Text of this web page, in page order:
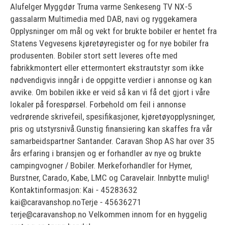
Alufelger Myggdør Truma varme Senkeseng TV NX-5
gassalarm Multimedia med DAB, navi og ryggekamera
Opplysninger om mål og vekt for brukte bobiler er hentet fra
Statens Vegvesens kjøretøyregister og for nye bobiler fra
produsenten. Bobiler stort sett leveres ofte med
fabrikkmontert eller ettermontert ekstrautstyr som ikke
nødvendigvis inngår i de oppgitte verdier i annonse og kan
avvike. Om bobilen ikke er veid så kan vi få det gjort i våre
lokaler på forespørsel. Forbehold om feil i annonse
vedrørende skrivefeil, spesifikasjoner, kjøretøyopplysninger,
pris og utstyrsnivå.Gunstig finansiering kan skaffes fra vår
samarbeidspartner Santander. Caravan Shop AS har over 35
års erfaring i bransjen og er forhandler av nye og brukte
campingvogner / Bobiler. Merkeforhandler for Hymer,
Burstner, Carado, Kabe, LMC og Caravelair. Innbytte mulig!
Kontaktinformasjon: Kai - 45283632
kai@caravanshop.noTerje - 45636271
terje@caravanshop.no Velkommen innom for en hyggelig